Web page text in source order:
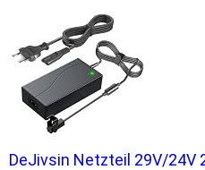
DeJivsin Netzteil 29V/24V